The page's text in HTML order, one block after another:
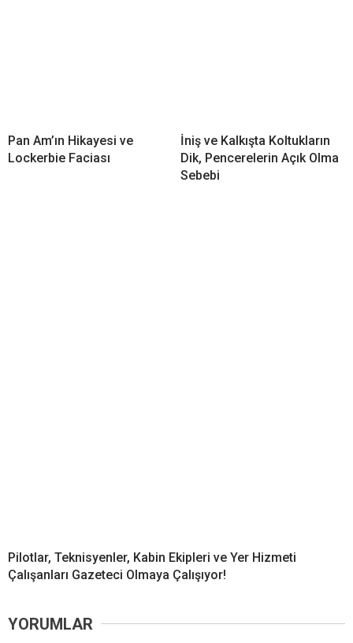
Pan Am’ın Hikayesi ve
Lockerbie Faciası
İniş ve Kalkışta Koltukların
Dik, Pencerelerin Açık Olma
Sebebi
Pilotlar, Teknisyenler, Kabin Ekipleri ve Yer Hizmeti
Çalışanları Gazeteci Olmaya Çalışıyor!
YORUMLAR